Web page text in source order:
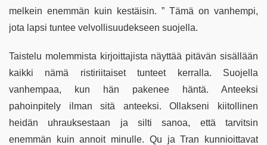
melkein enemmän kuin kestäisin. ” Tämä on vanhempi,
jota lapsi tuntee velvollisuudekseen suojella.
Taistelu molemmista kirjoittajista näyttää pitävän sisällään
kaikki nämä ristiriitaiset tunteet kerralla. Suojella
vanhempaa, kun hän pakenee häntä. Anteeksi
pahoinpitely ilman sitä anteeksi. Ollakseni kiitollinen
heidän uhrauksestaan ​​ja silti sanoa, että tarvitsin
enemmän kuin annoit minulle. Qu ja Tran kunnioittavat